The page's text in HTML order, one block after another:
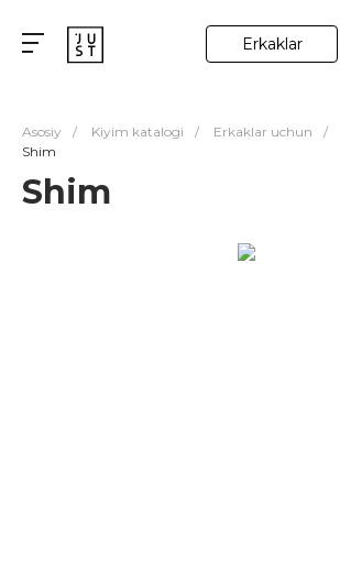
Erkaklar
Asosiy / Kiyim katalogi / Erkaklar uchun /
Shim
Shim